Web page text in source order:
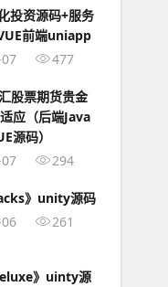
投资源码+服务
前端uniapp
477
股票期货贵金
应（后端Java
源码）
294
》unity源码
261
》uinty源